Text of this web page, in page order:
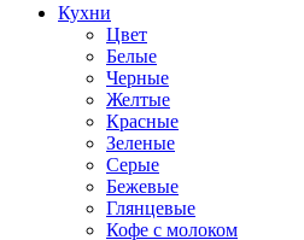
Кухни
Цвет
Белые
Черные
Желтые
Красные
Зеленые
Серые
Бежевые
Глянцевые
Кофе с молоком